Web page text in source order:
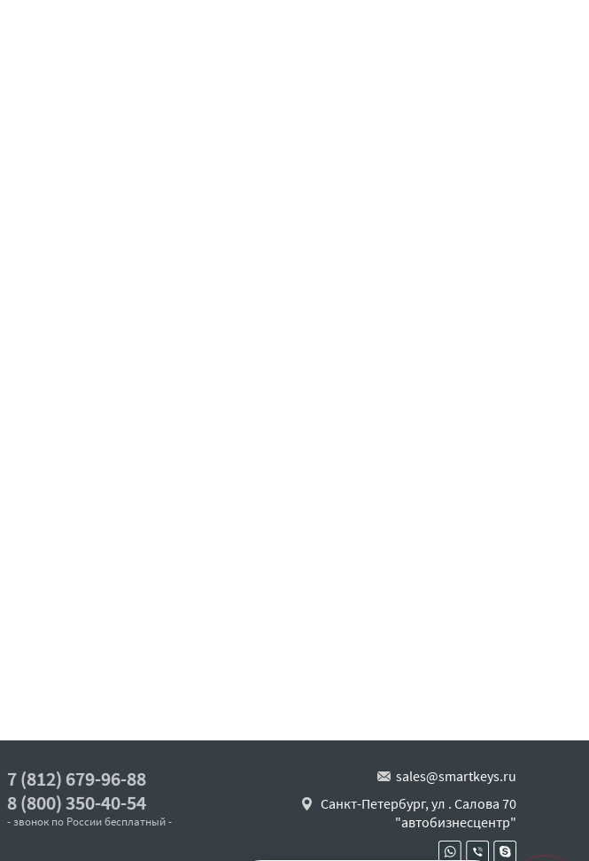
7 (812) 679-96-88
8 (800) 350-40-54
- звонок по России бесплатный -
sales@smartkeys.ru
Санкт-Петербург, ул . Салова 70
"автобизнесцентр"